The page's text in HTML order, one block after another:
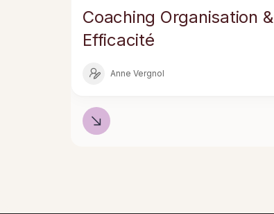
Coaching Organisation &
Efficacité
Anne Vergnol